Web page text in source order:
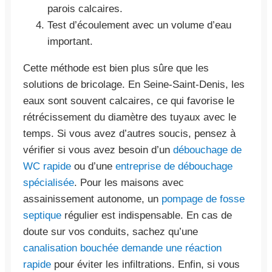
parois calcaires.
Test d’écoulement avec un volume d’eau
important.
Cette méthode est bien plus sûre que les
solutions de bricolage. En Seine-Saint-Denis, les
eaux sont souvent calcaires, ce qui favorise le
rétrécissement du diamètre des tuyaux avec le
temps. Si vous avez d’autres soucis, pensez à
vérifier si vous avez besoin d’un débouchage de
WC rapide ou d’une entreprise de débouchage
spécialisée. Pour les maisons avec
assainissement autonome, un pompage de fosse
septique régulier est indispensable. En cas de
doute sur vos conduits, sachez qu’une
canalisation bouchée demande une réaction
rapide pour éviter les infiltrations. Enfin, si vous